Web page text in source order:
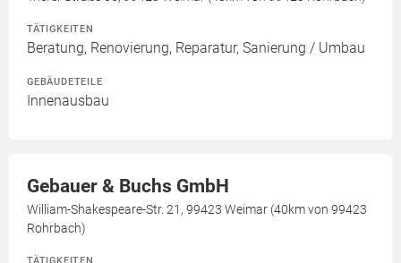
TÄTIGKEITEN
Beratung, Renovierung, Reparatur, Sanierung / Umbau
GEBÄUDETEILE
Innenausbau
Gebauer & Buchs GmbH
William-Shakespeare-Str. 21, 99423 Weimar (40km von 99423
Rohrbach)
TÄTIGKEITEN